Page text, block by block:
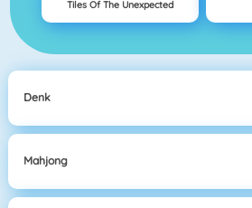
Tiles Of The Unexpected
Denk
Mahjong